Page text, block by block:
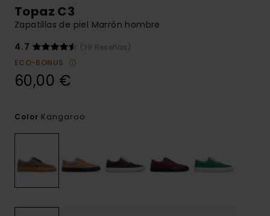
Topaz C3
Zapatillas de piel Marrón hombre
4.7
(39 Reseñas)
ECO-BONUS
60,00 €
Color Kangaroo